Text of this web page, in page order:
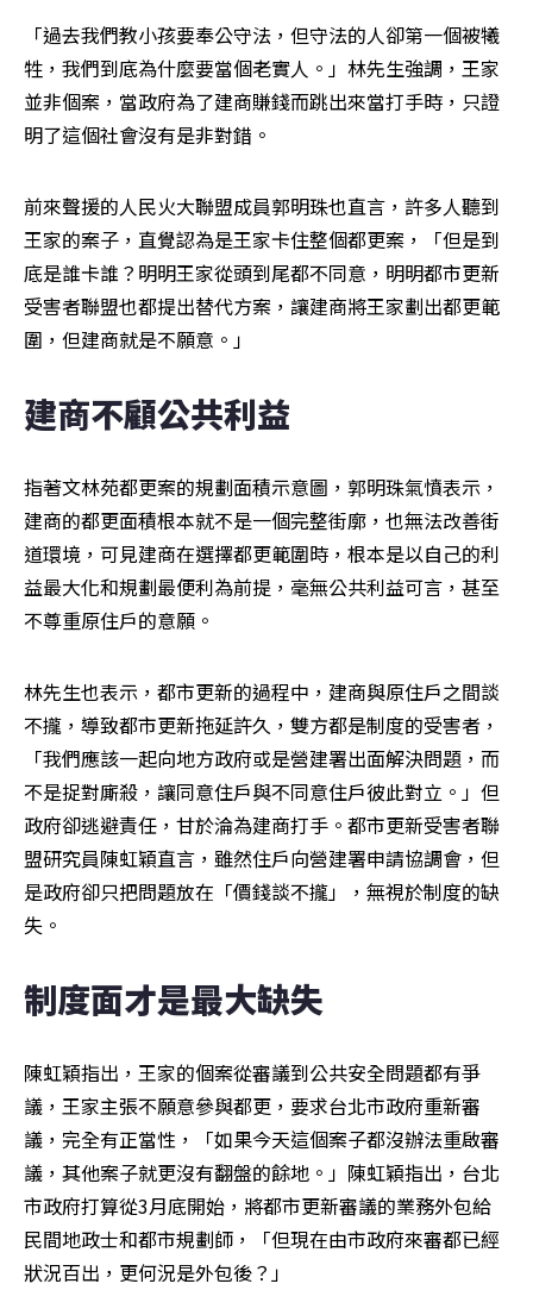
「過去我們教小孩要奉公守法，但守法的人卻第一個被犧
牲，我們到底為什麼要當個老實人。」林先生強調，王家
並非個案，當政府為了建商賺錢而跳出來當打手時，只證
明了這個社會沒有是非對錯。
前來聲援的人民火大聯盟成員郭明珠也直言，許多人聽到
王家的案子，直覺認為是王家卡住整個都更案，「但是到
底是誰卡誰？明明王家從頭到尾都不同意，明明都市更新
受害者聯盟也都提出替代方案，讓建商將王家劃出都更範
圍，但建商就是不願意。」
建商不顧公共利益
指著文林苑都更案的規劃面積示意圖，郭明珠氣憤表示，
建商的都更面積根本就不是一個完整街廓，也無法改善街
道環境，可見建商在選擇都更範圍時，根本是以自己的利
益最大化和規劃最便利為前提，毫無公共利益可言，甚至
不尊重原住戶的意願。
林先生也表示，都市更新的過程中，建商與原住戶之間談
不攏，導致都市更新拖延許久，雙方都是制度的受害者，
「我們應該一起向地方政府或是營建署出面解決問題，而
不是捉對廝殺，讓同意住戶與不同意住戶彼此對立。」但
政府卻逃避責任，甘於淪為建商打手。都市更新受害者聯
盟研究員陳虹穎直言，雖然住戶向營建署申請協調會，但
是政府卻只把問題放在「價錢談不攏」，無視於制度的缺
失。
制度面才是最大缺失
陳虹穎指出，王家的個案從審議到公共安全問題都有爭
議，王家主張不願意參與都更，要求台北市政府重新審
議，完全有正當性，「如果今天這個案子都沒辦法重啟審
議，其他案子就更沒有翻盤的餘地。」陳虹穎指出，台北
市政府打算從3月底開始，將都市更新審議的業務外包給
民間地政士和都市規劃師，「但現在由市政府來審都已經
狀況百出，更何況是外包後？」